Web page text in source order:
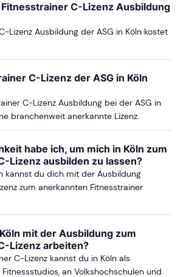
C-Lizenz Ausbildung
Lizenz Ausbildung der ASG in Köln kostet
C-Lizenz der ASG in Köln
C-Lizenz Ausbildung bei der ASG in
branchenweit anerkannte Lizenz.
habe ich, um mich in Köln zum
Lizenz ausbilden zu lassen?
kannst du dich mit der Ausbildung
zum anerkannten Fitnesstrainer
mit der Ausbildung zum
Lizenz arbeiten?
C-Lizenz kannst du in Köln als
an Volkshochschulen und